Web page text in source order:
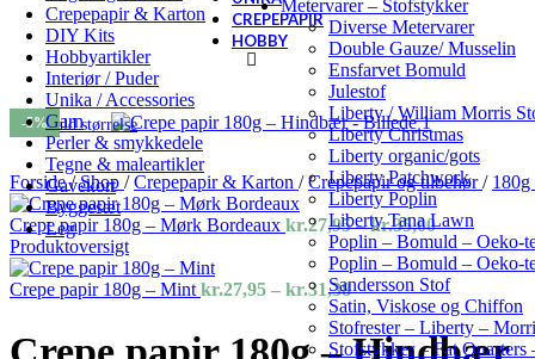
CREPEPAPIR
HOBBY
Crepepapir & Karton
DIY Kits
Hobbyartikler
Interiør / Puder
Unika / Accessories
Garn
Perler & smykkedele
Tegne & maleartikler
Gavekort
Byggesæt
Leg
Metervarer – Stofstykker
Diverse Metervarer
Double Gauze/ Musselin
Ensfarvet Bomuld
Julestof
Liberty / William Morris
Liberty Christmas
Liberty organic/gots
Liberty Patchwork
Liberty Poplin
Liberty Tana Lawn
Poplin – Bomuld – Oeko-
Poplin – Bomuld – Oeko-
Sandersson Stof
Satin, Viskose og Chiffon
Stofrester – Liberty –
Stofstykker – Fat Quarters
-5%
Se fuld størrelse
Forside/ Shop / Crepepapir & Karton / Crepepapir og tilbehør/ 180g
Crepe papir 180g – Mørk Bordeaux kr.27,95 – kr.35,00Prisinterval:
kr.27,95
til
kr.35,00
Produktoversigt
Crepe papir 180g – Mint kr.27,95 – kr.31,38Prisinterval:
kr.27,95
til
kr.31,38